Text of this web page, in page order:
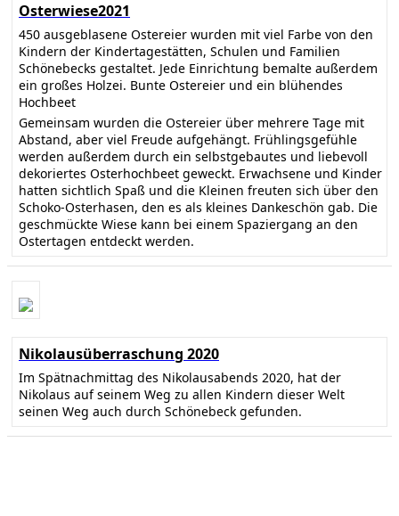
Osterwiese2021
450 ausgeblasene Ostereier wurden mit viel Farbe von den
Kindern der Kindertagestätten, Schulen und Familien
Schönebecks gestaltet. Jede Einrichtung bemalte außerdem
ein großes Holzei. Bunte Ostereier und ein blühendes
Hochbeet
Gemeinsam wurden die Ostereier über mehrere Tage mit
Abstand, aber viel Freude aufgehängt. Frühlingsgefühle
werden außerdem durch ein selbstgebautes und liebevoll
dekoriertes Osterhochbeet geweckt. Erwachsene und Kinder
hatten sichtlich Spaß und die Kleinen freuten sich über den
Schoko-Osterhasen, den es als kleines Dankeschön gab. Die
geschmückte Wiese kann bei einem Spaziergang an den
Ostertagen entdeckt werden.
Nikolausüberraschung 2020
Im Spätnachmittag des Nikolausabends 2020, hat der
Nikolaus auf seinem Weg zu allen Kindern dieser Welt
seinen Weg auch durch Schönebeck gefunden.